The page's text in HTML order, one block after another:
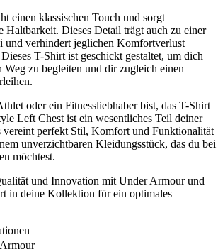
einen klassischen Touch und sorgt
Haltbarkeit. Dieses Detail trägt auch zu einer
und verhindert jeglichen Komfortverlust
T-Shirt ist geschickt gestaltet, um dich
Weg zu begleiten und dir zugleich einen
oder ein Fitnessliebhaber bist, das T-Shirt
Left Chest ist ein wesentliches Teil deiner
vereint perfekt Stil, Komfort und Funktionalität
unverzichtbaren Kleidungsstück, das du bei
möchtest.
und Innovation mit Under Armour und
in deine Kollektion für ein optimales